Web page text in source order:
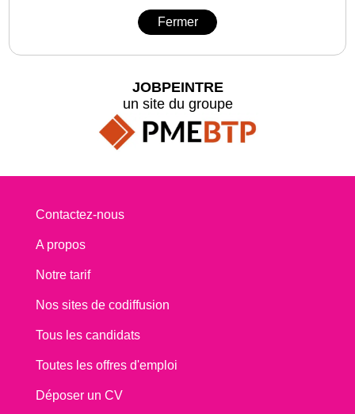
Fermer
JOBPEINTRE
un site du groupe
Contactez-nous
A propos
Notre tarif
Nos sites de codiffusion
Tous les candidats
Toutes les offres d'emploi
Déposer un CV